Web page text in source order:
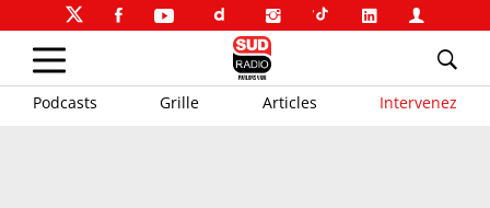
Podcasts Grille Articles Intervenez